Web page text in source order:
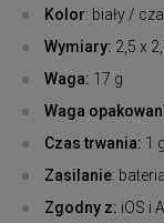
Kolor: biały /
Wymiary: 2,5 x
Waga: 17 g
Waga
Czas trwania: 1
Zasilanie:
Zgodny z: iOS i